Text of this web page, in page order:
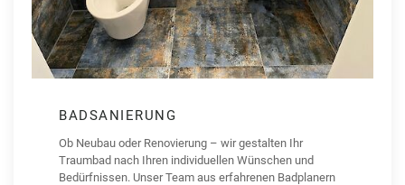
BADSANIERUNG
Ob Neubau oder Renovierung – wir gestalten Ihr
Traumbad nach Ihren individuellen Wünschen und
Bedürfnissen. Unser Team aus erfahrenen Badplanern